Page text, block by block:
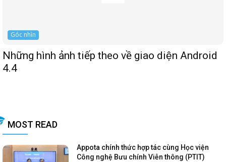
Góc nhìn
Những hình ảnh tiếp theo về giao diện Android
4.4
MOST READ
Appota chính thức hợp tác cùng Học viện
Công nghệ Bưu chính Viễn thông (PTIT)